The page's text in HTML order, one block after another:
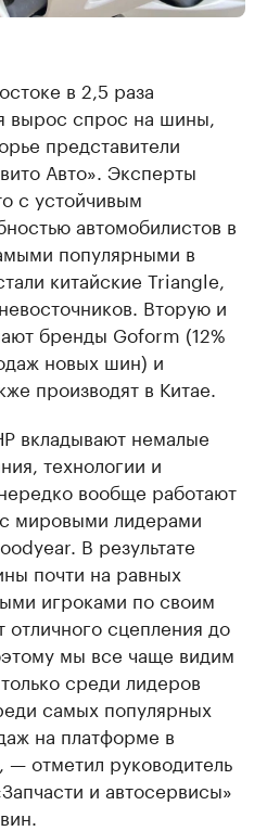
в 2,5 раза
вырос спрос на шины,
представители
Авто». Эксперты
с устойчивым
автомобилистов в
популярными в
китайские Triangle,
Вторую и
бренды Goform (12%
новых шин) и
производят в Китае.
вкладывают немалые
технологии и
вообще работают
мировыми лидерами
В результате
почти на равных
игроками по своим
сцепления до
мы все чаще видим
среди лидеров
самых популярных
на платформе в
отметил руководитель
и автосервисы»